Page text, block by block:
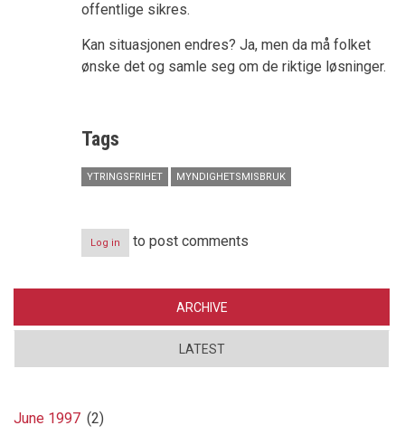
offentlige sikres.
Kan situasjonen endres? Ja, men da må folket
ønske det og samle seg om de riktige løsninger.
Tags
YTRINGSFRIHET MYNDIGHETSMISBRUK
Log in to post comments
ARCHIVE
LATEST
June 1997 (2)